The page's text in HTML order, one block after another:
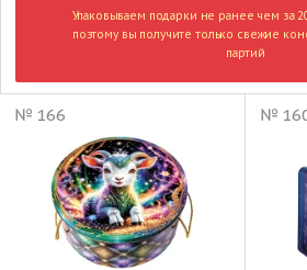
№ 166 №
Упаковываем подарки не ранее чем за
поэтому вы получите только свежие
партий